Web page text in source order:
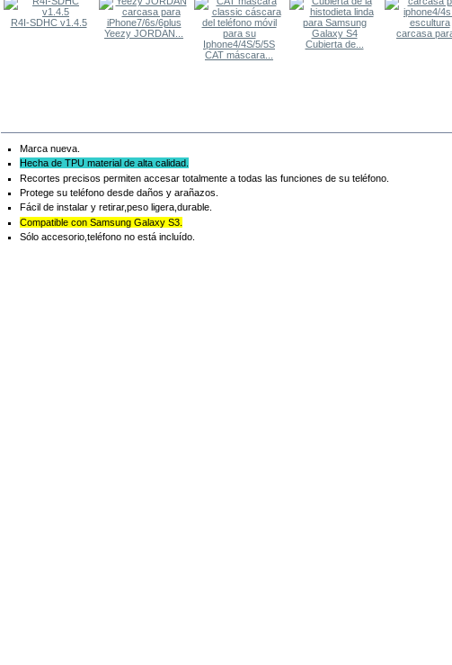
R4I-SDHC v1.4.5
Yeezy JORDAN...
CAT máscara...
Cubierta de...
carcasa
Marca nueva.
Hecha de TPU material de alta calidad.
Recortes precisos permiten accesar totalmente a todas las funciones de su teléfono.
Protege su teléfono desde daños y arañazos.
Fácil de instalar y retirar,peso ligera,durable.
Compatible con Samsung Galaxy S3.
Sólo accesorio,teléfono no está incluído.